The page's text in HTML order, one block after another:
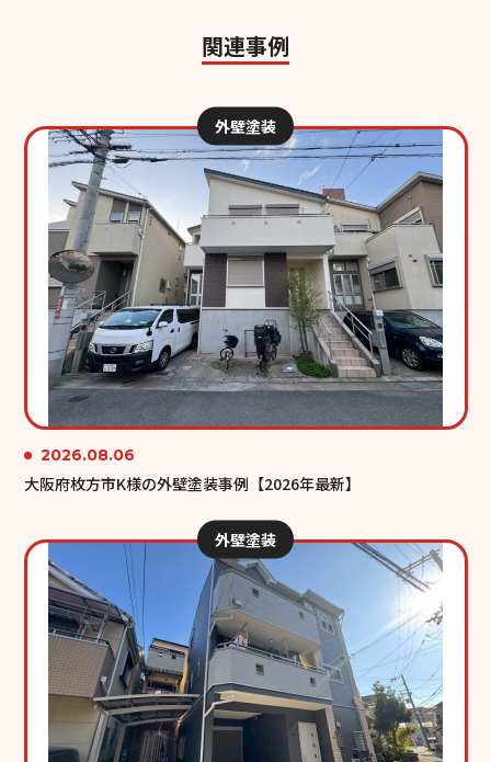
関連事例
外壁塗装
2026.08.06
大阪府枚方市K様の外壁塗装事例【2026年最新】
外壁塗装